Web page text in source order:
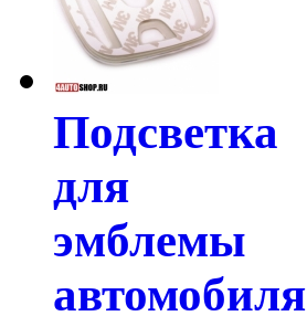
Подсветка
для
эмблемы
автомобиля